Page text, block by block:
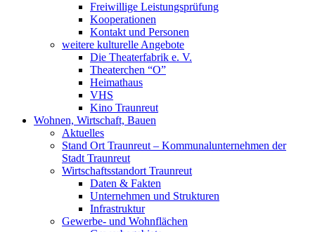
Freiwillige Leistungsprüfung
Kooperationen
Kontakt und Personen
weitere kulturelle Angebote
Die Theaterfabrik e. V.
Theaterchen “O”
Heimathaus
VHS
Kino Traunreut
Wohnen, Wirtschaft, Bauen
Aktuelles
Stand Ort Traunreut – Kommunalunternehmen der
Stadt Traunreut
Wirtschaftsstandort Traunreut
Daten & Fakten
Unternehmen und Strukturen
Infrastruktur
Gewerbe- und Wohnflächen